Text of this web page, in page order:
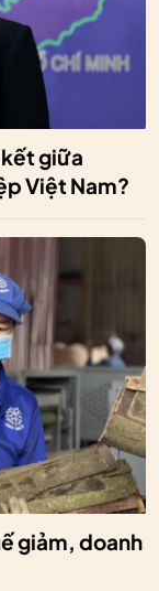
giữa
Việt Nam?
giảm, doanh